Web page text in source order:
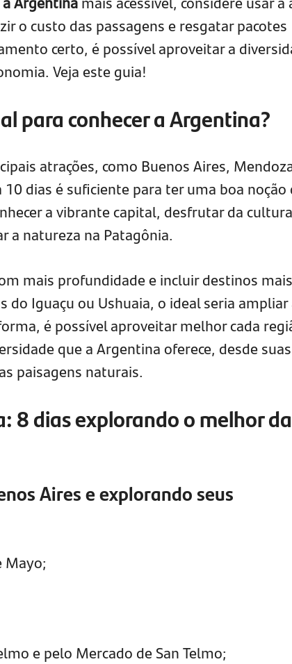
o custo das passagens e resgatar pacotes
certo, é possível aproveitar a
Veja este guia!
para conhecer a Argentina?
atrações, como Buenos Aires,
dias é suficiente para ter uma boa noção
a vibrante capital, desfrutar da
a natureza na Patagônia.
mais profundidade e incluir destinos mais
do Iguaçu ou Ushuaia, o ideal seria ampliar
é possível aproveitar melhor cada
que a Argentina oferece, desde suas
paisagens naturais.
8 dias explorando o melhor da
Aires e explorando seus
Mayo;
e pelo Mercado de San Telmo;